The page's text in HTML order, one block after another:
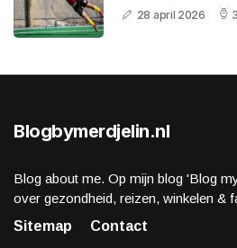
28 april 2026
Blogbymerdjelin.nl
Blog about me. Op mijn blog 'Blog
over gezondheid, reizen, winkelen &
Sitemap
Contact